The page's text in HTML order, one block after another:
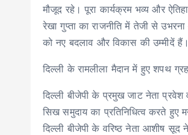
मौजूद रहे। पूरा कार्यक्रम भव्य और
रेखा गुप्ता का राजनीति में तेजी से
को नए बदलाव और विकास की उम्मीदें हैं।
दिल्ली के रामलीला मैदान में हुए शपथ
दिल्ली बीजेपी के प्रमुख जाट नेता प्रवेश
सिख समुदाय का प्रतिनिधित्व करते हुए
दिल्ली बीजेपी के वरिष्ठ नेता आशीष